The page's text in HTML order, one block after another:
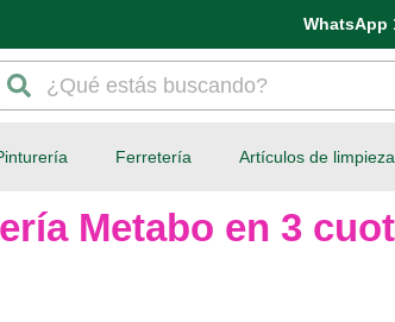
WhatsApp
Search
Ferretería Artículos de limpieza
Metabo en 3